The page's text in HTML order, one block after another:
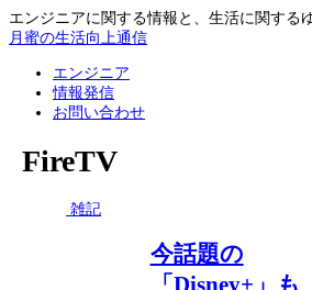
エンジニアに関する情報と、生活に関する
月蜜の生活向上通信
エンジニア
情報発信
お問い合わせ
FireTV
雑記
今話題の
「Disney+」も